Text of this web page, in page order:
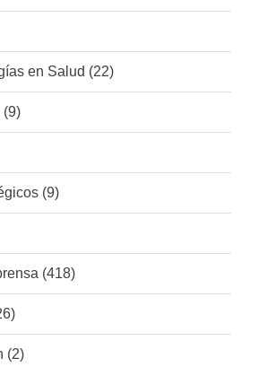
en Salud (22)
(9)
(9)
(418)
(2)